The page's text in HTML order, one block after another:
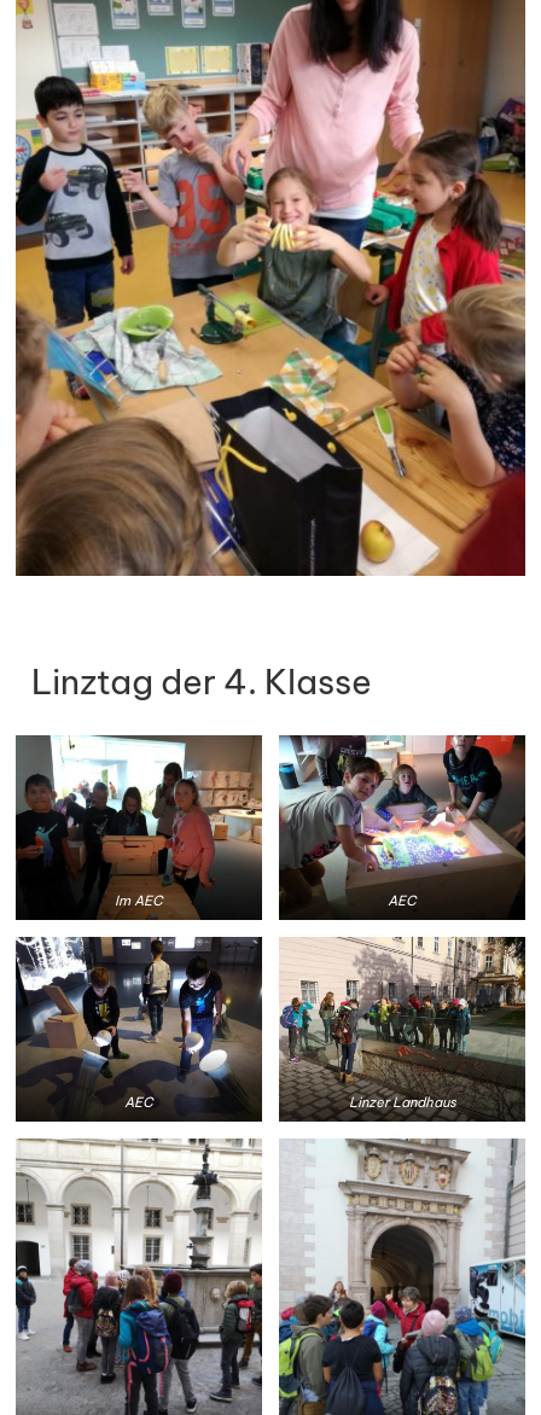
Linztag der 4. Klasse
Im AEC AEC
AEC Linzer Landhaus